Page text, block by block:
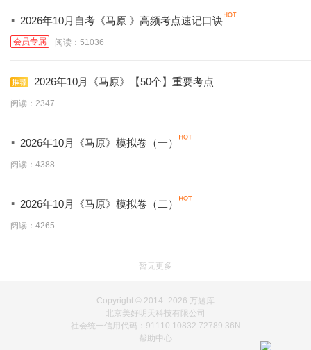
· 2026年10月自考《马原 》高频考点速记口诀
会员专属 阅读：51036
2026年10月《马原》【50个】重要考点
阅读：2347
· 2026年10月《马原》模拟卷（一）
阅读：4388
· 2026年10月《马原》模拟卷（二）
阅读：4265
暂无更多
Copyright © 2014- 2026 万题库
北京美好明天科技有限公司
社会统一信用代码：91110 10832 72789 36N
帮助中心